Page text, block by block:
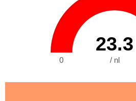
23.3
/ nl
0